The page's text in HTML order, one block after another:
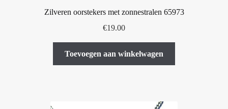
Zilveren oorstekers met zonnestralen 65973
€19.00
Toevoegen aan winkelwagen